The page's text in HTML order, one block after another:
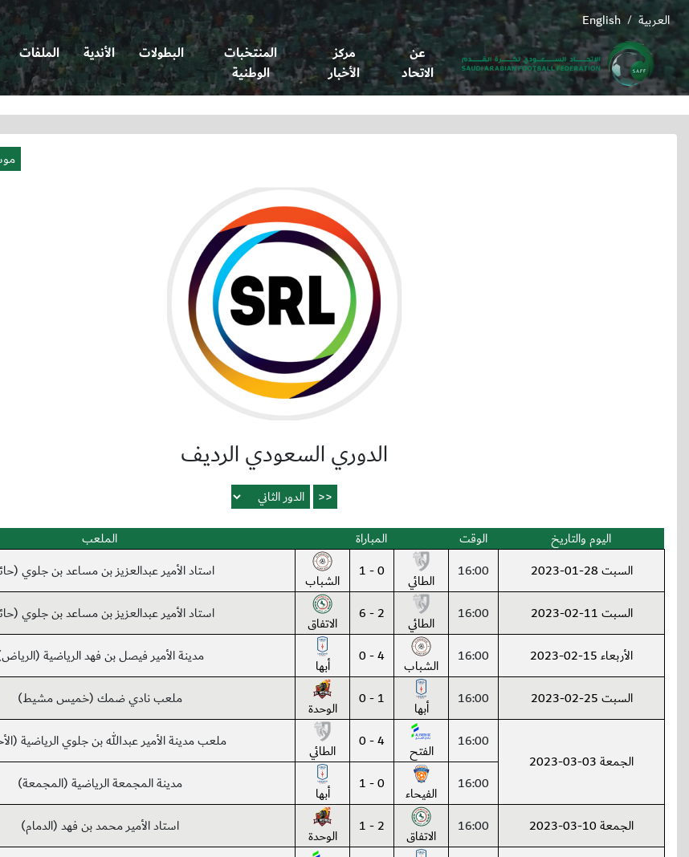
English / العربية
عن
الاتحاد
مركز
الأخبار
المنتخبات
الوطنية
البطولات الأندية الملفات
الدوري السعودي الرديف
اليوم والتاريخ الوقت المباراة
الملعب
السبت 28-01-2023
16:00 الطائي 0 - 1 الشباب استاد الأمير عبدالعزيز بن مساعد بن جلوي
السبت 11-02-2023 16:00 الطائي 2 - 6 الاتفاق استاد الأمير عبدالعزيز بن مساعد بن جلوي
الأربعاء 15-02-2023 16:00 الشباب 4 - 0 أبها مدينة الأمير فيصل بن فهد الرياضية
السبت 25-02-2023 16:00 أبها 1 - 0 الوحدة ملعب نادي ضمك (خميس مشيط)
الجمعة 03-03-2023
16:00 الفتح 4 - 0 الطائي ملعب مدينة الأمير عبدالله بن جلوي الرياضية
16:00 الفيحاء 0 - 1 أبها مدينة المجمعة الرياضية (المجمعة)
الجمعة 10-03-2023 16:00 الاتفاق 2 - 1 الوحدة استاد الأمير محمد بن فهد (الدمام)